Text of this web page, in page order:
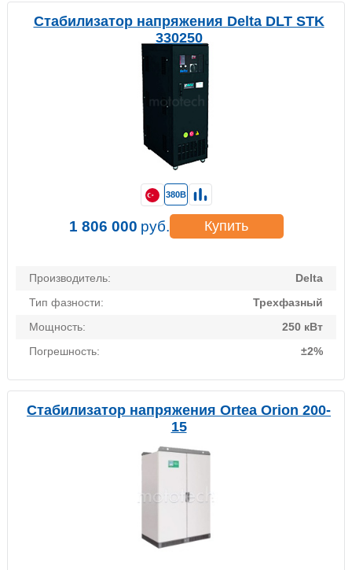
Стабилизатор напряжения Delta DLT STK
330250
Производитель:
Delta
Тип фазности:
Трехфазный
Мощность:
250 кВт
Погрешность:
±2%
380В
1 806 000 руб. Купить
Стабилизатор напряжения Ortea Orion 200-
15